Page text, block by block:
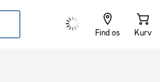
Find os Kurv